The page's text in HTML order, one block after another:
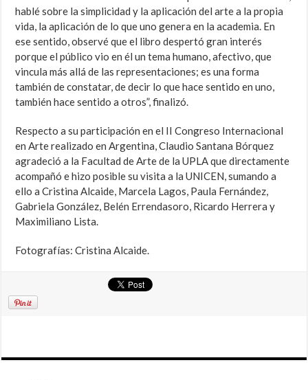
hablé sobre la simplicidad y la aplicación del arte a la propia
vida, la aplicación de lo que uno genera en la academia. En
ese sentido, observé que el libro despertó gran interés
porque el público vio en él un tema humano, afectivo, que
vincula más allá de las representaciones; es una forma
también de constatar, de decir lo que hace sentido en uno,
también hace sentido a otros”, finalizó.
Respecto a su participación en el II Congreso Internacional
en Arte realizado en Argentina, Claudio Santana Bórquez
agradeció a la Facultad de Arte de la UPLA que directamente
acompañó e hizo posible su visita a la UNICEN, sumando a
ello a Cristina Alcaide, Marcela Lagos, Paula Fernández,
Gabriela González, Belén Errendasoro, Ricardo Herrera y
Maximiliano Lista.
Fotografías: Cristina Alcaide.